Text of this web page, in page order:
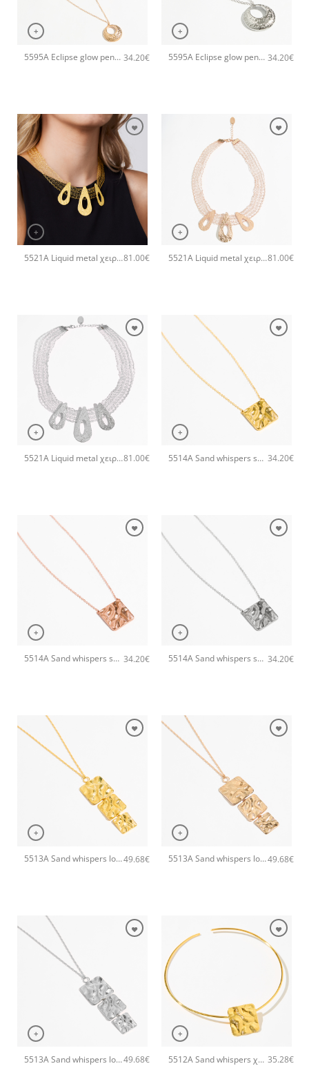
+
5595A Eclipse glow pendant χειροποίητο κολιέ Catherine bijoux Ροζ χρυσό 34.20€
+
5595A Eclipse glow pendant χειροποίητο κολιέ Catherine bijoux Ασημί 34.20€
+
5521A Liquid metal χειροποίητο κολιέ Catherine bijoux Χρυσό81.00€
+
5521A Liquid metal χειροποίητο κολιέ Catherine bijoux Ροζ χρυσό81.00€
+
5521A Liquid metal χειροποίητο κολιέ Catherine bijoux Ασημί81.00€
+
5514A Sand whispers small pendant χειροποίητο κολιέ Catherine bijoux Χρυσό 34.20€
+
5514A Sand whispers small pendant χειροποίητο κολιέ Catherine bijoux Ροζ χρυσό 34.20€
+
5514A Sand whispers small pendant χειροποίητο κολιέ Catherine bijoux Ασημί 34.20€
+
5513A Sand whispers long pendant χειροποίητο κολιέ Catherine bijoux Χρυσό49.68€
+
5513A Sand whispers long pendant χειροποίητο κολιέ Catherine bijoux Ροζ χρυσό49.68€
+
5513A Sand whispers long pendant χειροποίητο κολιέ Catherine bijoux Ασημί49.68€
+
5512A Sand whispers χειροποίητο κολιέ Catherine bijoux Χρυσό 35.28€